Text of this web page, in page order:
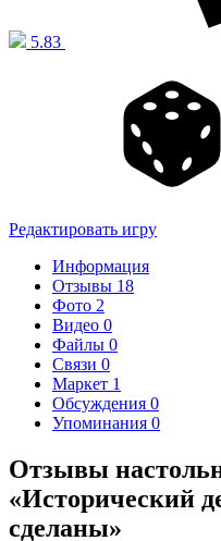
5.83
Редактировать игру
Информация
Отзывы 18
Фото 2
Видео 0
Файлы 0
Связи 0
Маркет 1
Обсуждения 0
Упоминания 0
Отзывы
«Исторический
сделаны»